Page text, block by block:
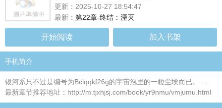
更新：2025-10-27 18:54:47
最新： 第22章-终结：湮灭
开始阅读 加入书架
手机简介
银河系只不过是编号为Bclqqkf26g的宇宙泡里的一粒尘埃而已。 ...
最新章节推荐地址：http://m.tjxhjsj.com/book/yr9nmu/vmjumu.html